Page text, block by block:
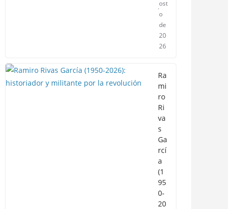
ost
o
de
20
26
Ra
mi
ro
Ri
va
s
Ga
rcí
a
(1
95
0-
20